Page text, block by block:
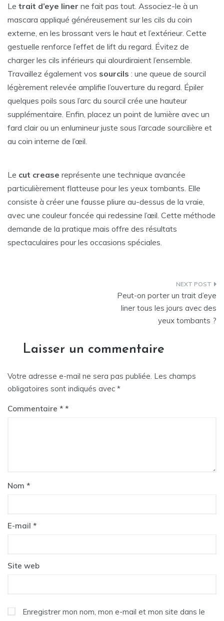
Le trait d’eye liner ne fait pas tout. Associez-le à un
mascara appliqué généreusement sur les cils du coin
externe, en les brossant vers le haut et l’extérieur. Cette
gestuelle renforce l’effet de lift du regard. Évitez de
charger les cils inférieurs qui alourdiraient l’ensemble.
Travaillez également vos sourcils : une queue de sourcil
légèrement relevée amplifie l’ouverture du regard. Épiler
quelques poils sous l’arc du sourcil crée une hauteur
supplémentaire. Enfin, placez un point de lumière avec un
fard clair ou un enlumineur juste sous l’arcade sourcilière et
au coin interne de l’œil.
Le cut crease représente une technique avancée
particulièrement flatteuse pour les yeux tombants. Elle
consiste à créer une fausse pliure au-dessus de la vraie,
avec une couleur foncée qui redessine l’œil. Cette méthode
demande de la pratique mais offre des résultats
spectaculaires pour les occasions spéciales.
Peut-on porter un trait d’eye
liner tous les jours avec des
yeux tombants ?
Laisser un commentaire
Votre adresse e-mail ne sera pas publiée. Les champs
obligatoires sont indiqués avec *
Commentaire *
Nom *
E-mail *
Site web
Enregistrer mon nom, mon e-mail et mon site dans le